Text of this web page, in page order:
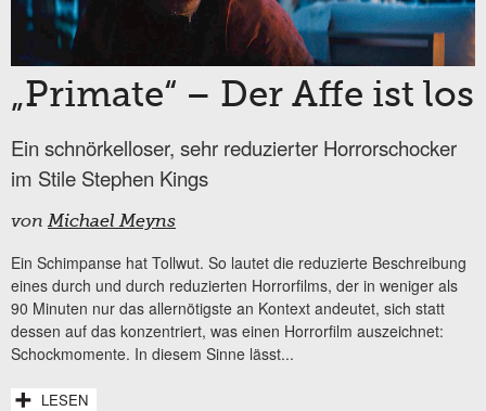
„Primate“ – Der Affe ist los
Ein schnörkelloser, sehr reduzierter Horrorschocker
im Stile Stephen Kings
vonMichael Meyns
Ein Schimpanse hat Tollwut. So lautet die reduzierte Beschreibung
eines durch und durch reduzierten Horrorfilms, der in weniger als
90 Minuten nur das allernötigste an Kontext andeutet, sich statt
dessen auf das konzentriert, was einen Horrorfilm auszeichnet:
Schockmomente. In diesem Sinne lässt...
LESEN